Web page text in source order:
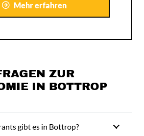
Mehr erfahren
ZUR
IN BOTTROP
gibt es in Bottrop?